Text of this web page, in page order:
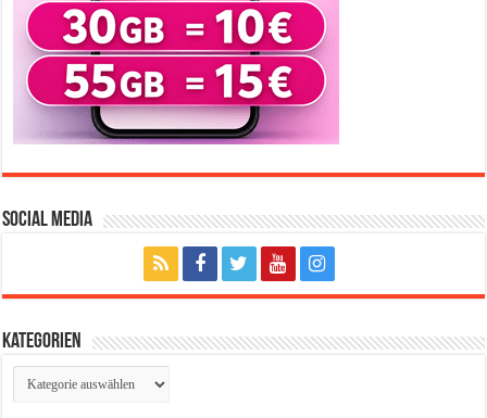
Social Media
Kategorien
Kategorien